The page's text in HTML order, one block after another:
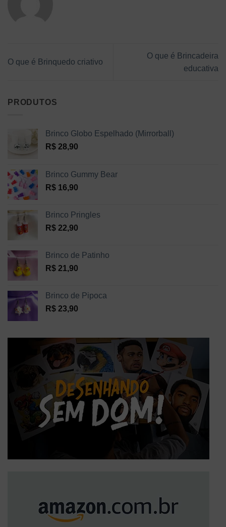
O que é Brinquedo criativo
O que é Brincadeira
educativa
PRODUTOS
Brinco Globo Espelhado (Mirrorball)
R$ 28,90
Brinco Gummy Bear
R$ 16,90
Brinco Pringles
R$ 22,90
Brinco de Patinho
R$ 21,90
Brinco de Pipoca
R$ 23,90